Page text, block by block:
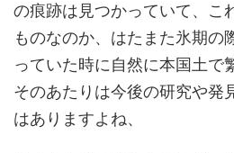
の痕跡は見つかっていて、こ
ものなのか、はたまた氷期の
っていた時に自然に本国土で
そのあたりは今後の研究や発
はありますよね、